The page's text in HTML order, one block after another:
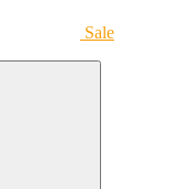
Sale